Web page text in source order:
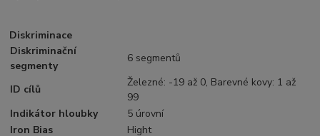
Diskriminace
Diskriminační
segmenty
6 segmentů
ID cílů
Železné: -19 až 0, Barevné kovy: 1 až
99
Indikátor hloubky
5 úrovní
Iron Bias
Hight